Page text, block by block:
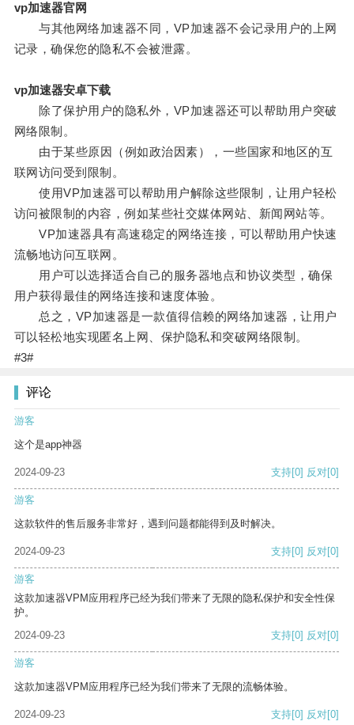
vp加速器官网
与其他网络加速器不同，VP加速器不会记录用户的上网
记录，确保您的隐私不会被泄露。
vp加速器安卓下载
除了保护用户的隐私外，VP加速器还可以帮助用户突破
网络限制。
由于某些原因（例如政治因素），一些国家和地区的互
联网访问受到限制。
使用VP加速器可以帮助用户解除这些限制，让用户轻松
访问被限制的内容，例如某些社交媒体网站、新闻网站等。
VP加速器具有高速稳定的网络连接，可以帮助用户快速
流畅地访问互联网。
用户可以选择适合自己的服务器地点和协议类型，确保
用户获得最佳的网络连接和速度体验。
总之，VP加速器是一款值得信赖的网络加速器，让用户
可以轻松地实现匿名上网、保护隐私和突破网络限制。
#3#
评论
游客
这个是app神器
2024-09-23 支持[0] 反对[0]
游客
这款软件的售后服务非常好，遇到问题都能得到及时解决。
2024-09-23 支持[0] 反对[0]
游客
这款加速器VPM应用程序已经为我们带来了无限的隐私保护和安全性保
护。
2024-09-23
支持[0] 反对[0]
游客
这款加速器VPM应用程序已经为我们带来了无限的流畅体验。
2024-09-23 支持[0] 反对[0]